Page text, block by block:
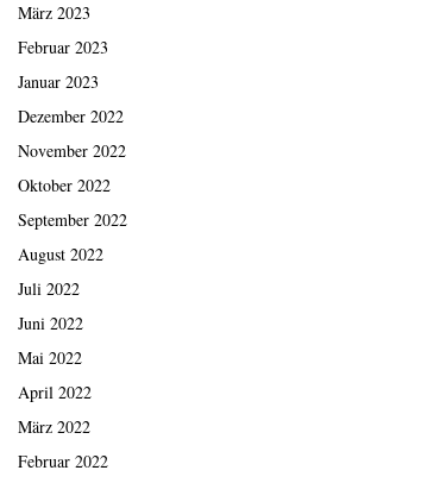
März 2023
Februar 2023
Januar 2023
Dezember 2022
November 2022
Oktober 2022
September 2022
August 2022
Juli 2022
Juni 2022
Mai 2022
April 2022
März 2022
Februar 2022